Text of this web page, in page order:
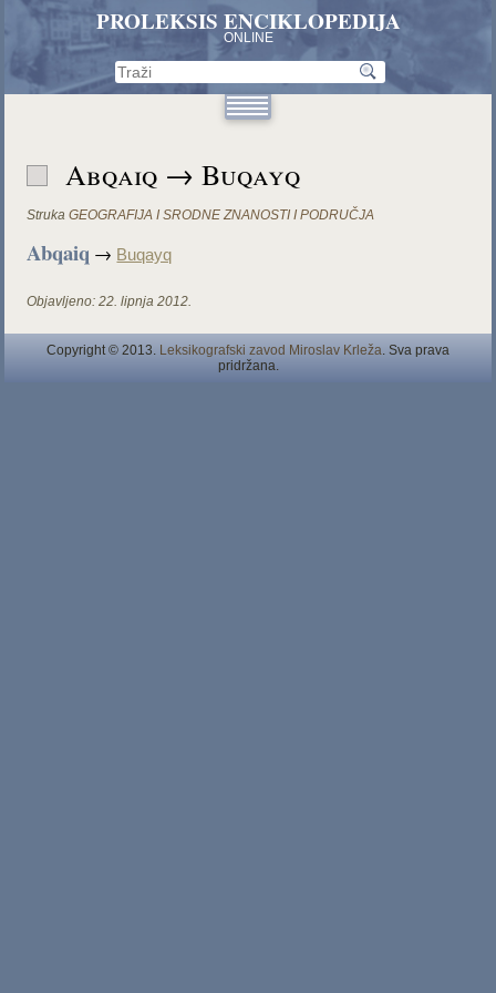
PROLEKSIS ENCIKLOPEDIJA
ONLINE
Abqaiq → Buqayq
Struka GEOGRAFIJA I SRODNE ZNANOSTI I PODRUČJA
Abqaiq → Buqayq
Objavljeno: 22. lipnja 2012.
Copyright © 2013. Leksikografski zavod Miroslav Krleža. Sva prava
pridržana.